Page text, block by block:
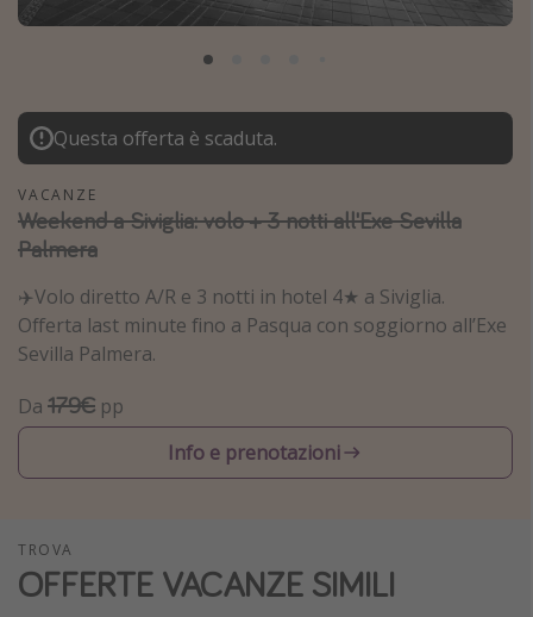
Grecia
Egitto
Tunisia
Canarie
Capo Verde
Tipo di vacanza
Vacanze all inclusive
Vacanze estate 2026
Vacanze al mare
Questa offerta è scaduta.
VACANZE
Weekend a Siviglia: volo + 3 notti all'Exe Sevilla
Palmera
✈️Volo diretto A/R e 3 notti in hotel 4★ a Siviglia.
Offerta last minute fino a Pasqua con soggiorno all’Exe
Sevilla Palmera.
Da 179€ pp
Info e prenotazioni
TROVA
OFFERTE VACANZE SIMILI